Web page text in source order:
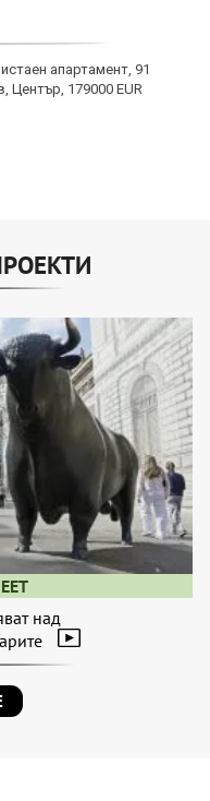
апартамент, 91
Център, 179000 EUR
над